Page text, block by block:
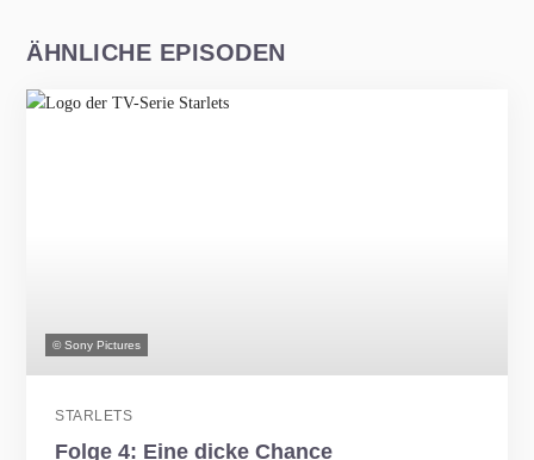
ÄHNLICHE EPISODEN
© Sony Pictures
STARLETS
Folge 4: Eine dicke Chance